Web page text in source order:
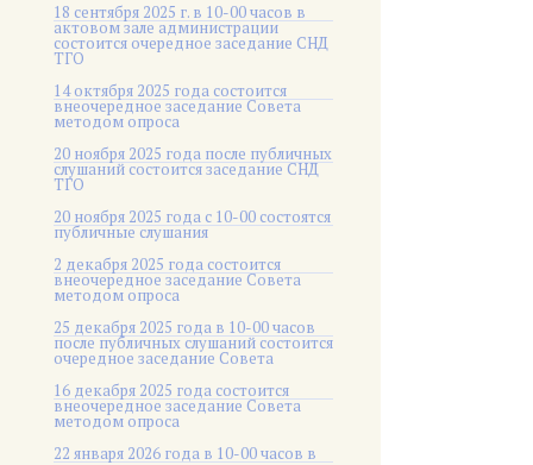
18 сентября 2025 г. в 10-00 часов в
актовом зале администрации
состоится очередное заседание СНД
ТГО
14 октября 2025 года состоится
внеочередное заседание Совета
методом опроса
20 ноября 2025 года после публичных
слушаний состоится заседание СНД
ТГО
20 ноября 2025 года c 10-00 состоятся
публичные слушания
2 декабря 2025 года состоится
внеочередное заседание Совета
методом опроса
25 декабря 2025 года в 10-00 часов
после публичных слушаний состоится
очередное заседание Совета
16 декабря 2025 года состоится
внеочередное заседание Совета
методом опроса
22 января 2026 года в 10-00 часов в